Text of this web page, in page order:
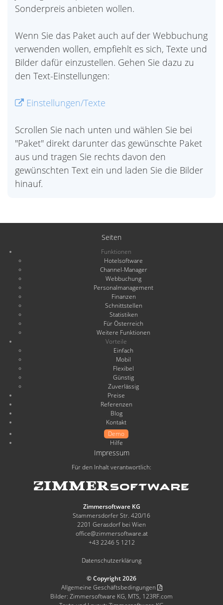
Sonderpreis anbieten wollen.
Wenn Sie das Paket auch auf der Webbuchung
verwenden wollen, empfiehlt es sich, Texte und
Bilder dafür einzustellen. Gehen Sie dazu zu
den Text-Einstellungen:
Einstellungen/Texte
Scrollen Sie nach unten und wählen Sie bei
"Paket" direkt darunter das gewünschte Paket
aus und tragen Sie rechts davon den
gewünschten Text ein und laden Sie die Bilder
hinauf.
Seiten
Funktionen
Hotelsoftware
Channel-Manager
Webbuchung
Personalmanagement
Finanzen
Schnittstellen
Statistiken
Für Österreich
Weitere Funktionen
Vorteile
Einfach
Mobil
Flexibel
Günstig
Zuverlässig
Preise
Referenzen
Blog
Kontakt
Demo
Hilfe
Impressum
Für den Inhalt verantwortlich:
Zimmersoftware KG
Stammersdorfer Str. 420/16
2201 Gerasdorf bei Wien
office@zimmersoftware.at
+43 2246 5 1212
Datenschutzerklärung
© Copyright 2026
Allgemeine Geschäftsbedingungen
Bilder: Zimmersoftware KG, MTS, 123RF.com